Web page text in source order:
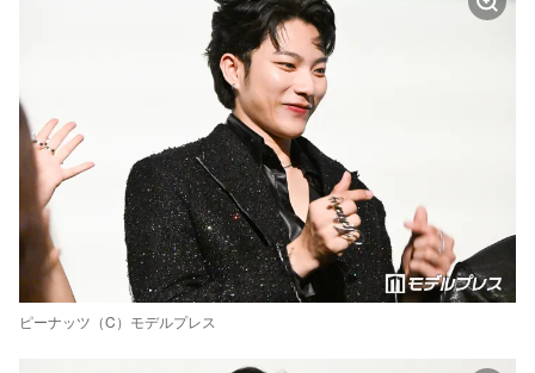
ピーナッツ（C）モデルプレス